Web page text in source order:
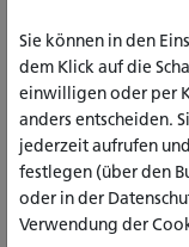
Das CARS
umfasst den
ab heute kostenlos
Sie können in den
dem Klick auf die
einwilligen oder per
anders entscheiden.
jederzeit aufrufen
festlegen (über den
oder in der
Verwendung der